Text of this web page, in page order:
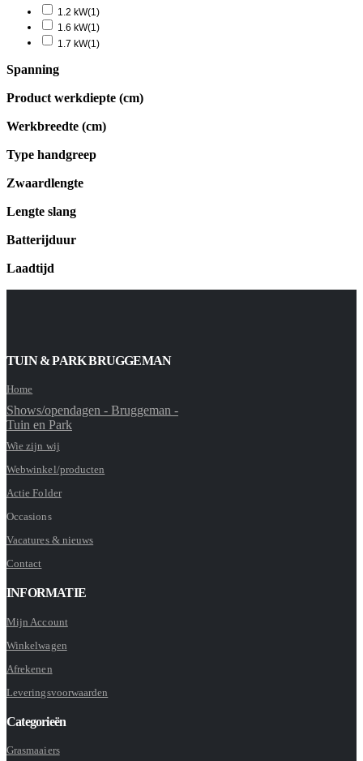
1.2 kW(1)
1.6 kW(1)
1.7 kW(1)
Spanning
Product werkdiepte (cm)
Werkbreedte (cm)
Type handgreep
Zwaardlengte
Lengte slang
Batterijduur
Laadtijd
TUIN & PARK BRUGGEMAN
Home
Shows/opendagen - Bruggeman -
Tuin en Park
Wie zijn wij
Webwinkel/producten
Actie Folder
Occasions
Vacatures & nieuws
Contact
INFORMATIE
Mijn Account
Winkelwagen
Afrekenen
Leveringsvoorwaarden
Categorieën
Grasmaaiers